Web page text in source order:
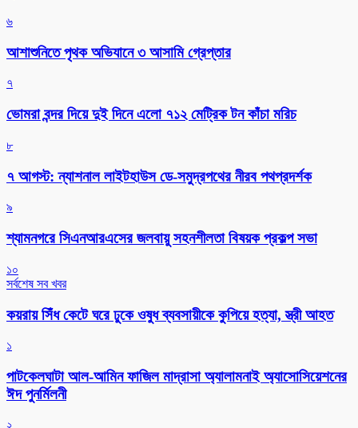
৬
আশাশুনিতে পৃথক অভিযানে ৩ আসামি গ্রেপ্তার
৭
ভোমরা বন্দর দিয়ে দুই দিনে এলো ৭১২ মেট্রিক টন কাঁচা মরিচ
৮
৭ আগস্ট: ন্যাশনাল লাইটহাউস ডে-সমুদ্রপথের নীরব পথপ্রদর্শক
৯
শ্যামনগরে সিএনআরএসের জলবায়ু সহনশীলতা বিষয়ক প্রকল্প সভা
১০
সর্বশেষ সব খবর
কয়রায় সিঁধ কেটে ঘরে ঢুকে ওষুধ ব্যবসায়ীকে কুপিয়ে হত্যা, স্ত্রী আহত
১
পাটকেলঘাটা আল-আমিন ফাজিল মাদ্রাসা অ্যালামনাই অ্যাসোসিয়েশনের
ঈদ পুনর্মিলনী
২